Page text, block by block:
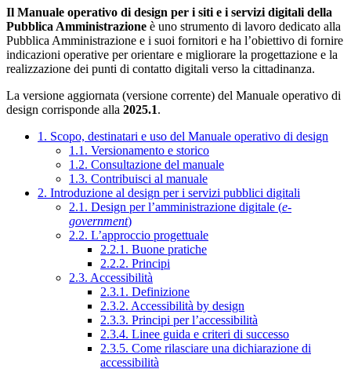
Il Manuale operativo di design per i siti e i servizi digitali della
Pubblica Amministrazione è uno strumento di lavoro dedicato alla
Pubblica Amministrazione e i suoi fornitori e ha l’obiettivo di fornire
indicazioni operative per orientare e migliorare la progettazione e la
realizzazione dei punti di contatto digitali verso la cittadinanza.
La versione aggiornata (versione corrente) del Manuale operativo di
design corrisponde alla 2025.1.
1. Scopo, destinatari e uso del Manuale operativo di design
1.1. Versionamento e storico
1.2. Consultazione del manuale
1.3. Contribuisci al manuale
2. Introduzione al design per i servizi pubblici digitali
2.1. Design per l’amministrazione digitale (e-
government)
2.2. L’approccio progettuale
2.2.1. Buone pratiche
2.2.2. Principi
2.3. Accessibilità
2.3.1. Definizione
2.3.2. Accessibilità by design
2.3.3. Principi per l’accessibilità
2.3.4. Linee guida e criteri di successo
2.3.5. Come rilasciare una dichiarazione di
accessibilità